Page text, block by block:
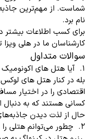
شماست. از مهم‌ترین
نام برد.
برای کسب اطلاعات بیشتر
کارشناسان ما در هلی
سوالات متداول
1. آیا هتل های اکونومیک در کپنهاگ نیز وجود دارند؟
بله در کنار هتل های
اقتصادی را در اختیار
کسانی هستند که به
حال از لذت دیدن
2. چطور می‌توانم هتلی را در کپنهاگ رزرو کنم؟